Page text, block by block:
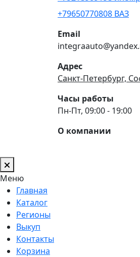
+79650770808 ВАЗ
Email
Адрес
Санкт-Петербург,
Часы работы
Пн-Пт, 09:00 - 19:00
О компании
Меню
Главная
Каталог
Регионы
Выкуп
Контакты
Корзина